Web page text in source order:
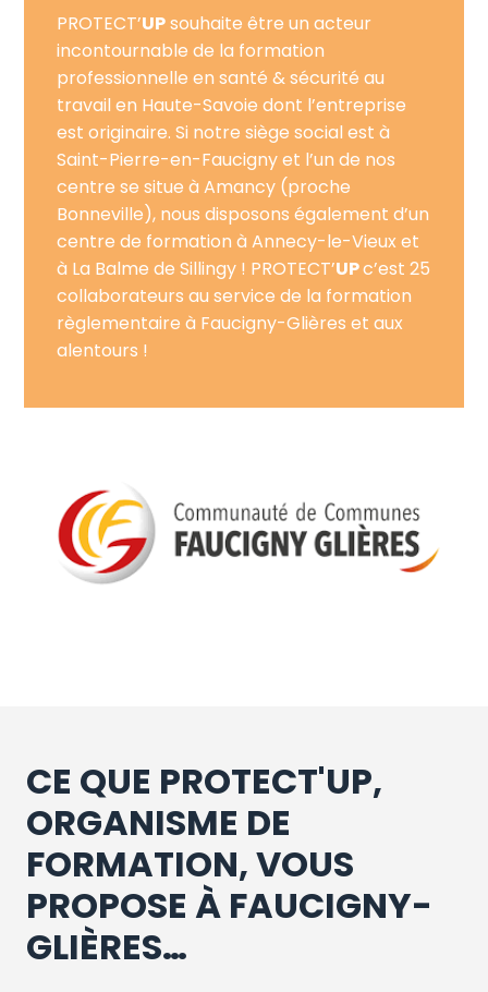
PROTECT’UPsouhaite être un acteur
incontournable de la formation
professionnelle en santé & sécurité au
travail en Haute-Savoie dont l’entreprise
est originaire. Si notre siège social est à
Saint-Pierre-en-Faucigny et l’un de nos
centre se situe à Amancy (proche
Bonneville), nous disposons également d’un
centre de formation à Annecy-le-Vieux et
à La Balme de Sillingy ! PROTECT’UPc’est 25
collaborateurs au service de la formation
règlementaire à Faucigny-Glières et aux
alentours !
CE QUE PROTECT'UP,
ORGANISME DE
FORMATION, VOUS
PROPOSE À FAUCIGNY-
GLIÈRES…